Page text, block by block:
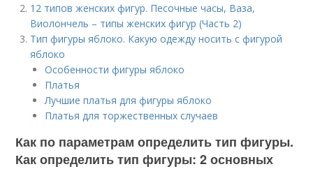
12 типов женских фигур. Песочные часы, Ваза,
Виолончель – типы женских фигур (Часть 2)
Тип фигуры яблоко. Какую одежду носить с фигурой
яблоко
Особенности фигуры яблоко
Платья
Лучшие платья для фигуры яблоко
Платья для торжественных случаев
Как по параметрам определить тип фигуры.
Как определить тип фигуры: 2 основных